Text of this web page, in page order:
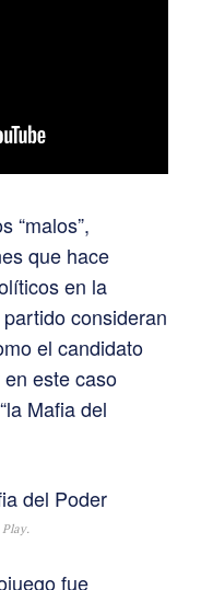
“malos”,
que hace
en la
consideran
el candidato
este caso
Mafia del
fue